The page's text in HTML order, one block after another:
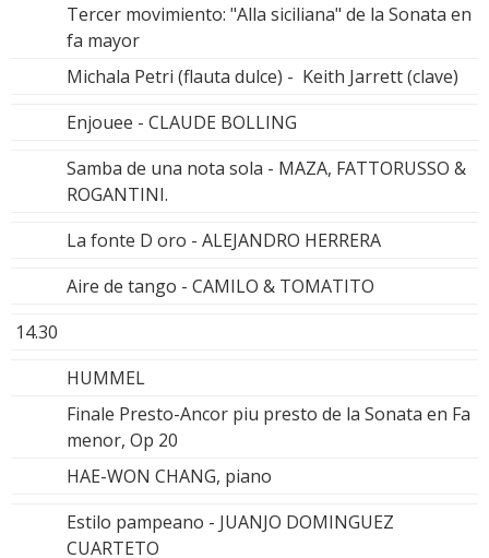
Tercer movimiento: "Alla siciliana" de la Sonata en
fa mayor
Michala Petri (flauta dulce) - Keith Jarrett (clave)
Enjouee - CLAUDE BOLLING
Samba de una nota sola - MAZA, FATTORUSSO &
ROGANTINI.
La fonte D oro - ALEJANDRO HERRERA
Aire de tango - CAMILO & TOMATITO
14.30
HUMMEL
Finale Presto-Ancor piu presto de la Sonata en Fa
menor, Op 20
HAE-WON CHANG, piano
Estilo pampeano - JUANJO DOMINGUEZ
CUARTETO